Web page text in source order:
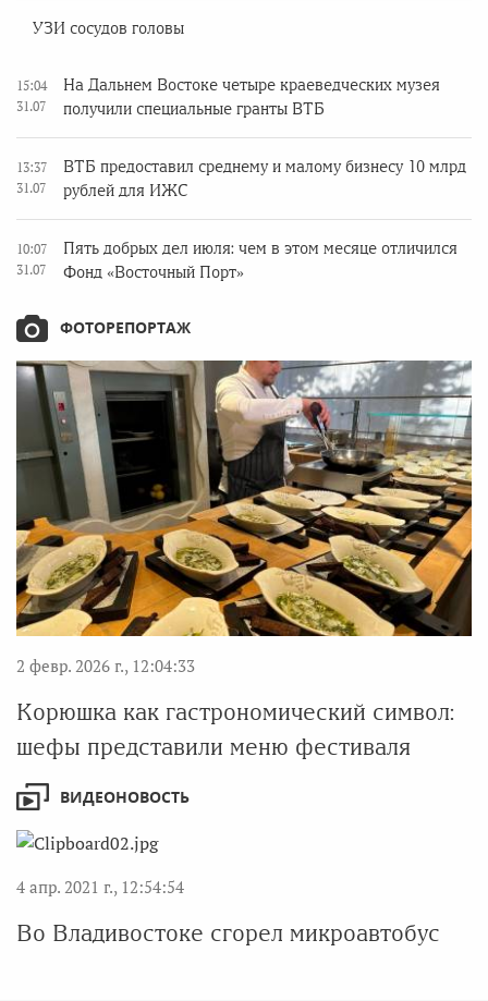
УЗИ сосудов головы
15:04
31.07
На Дальнем Востоке четыре краеведческих музея
получили специальные гранты ВТБ
13:37
31.07
ВТБ предоставил среднему и малому бизнесу 10 млрд
рублей для ИЖС
10:07
31.07
Пять добрых дел июля: чем в этом месяце отличился
Фонд «Восточный Порт»
ФОТОРЕПОРТАЖ
2 февр. 2026 г., 12:04:33
Корюшка как гастрономический символ:
шефы представили меню фестиваля
ВИДЕОНОВОСТЬ
4 апр. 2021 г., 12:54:54
Во Владивостоке сгорел микроавтобус